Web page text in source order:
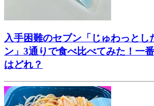
入手困難のセブン「じゅわっとし
ン」3通りで食べ比べてみた！一
はどれ？